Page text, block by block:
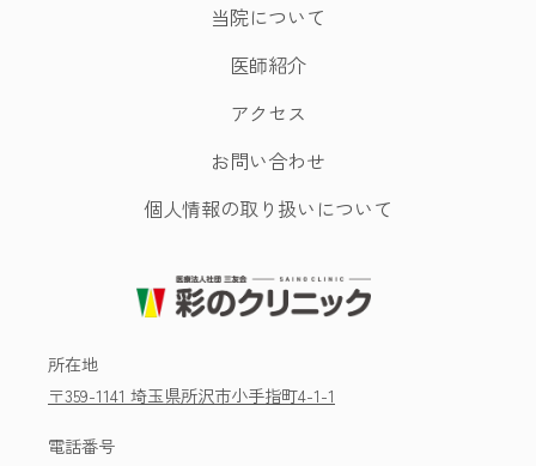
当院について
医師紹介
アクセス
お問い合わせ
個人情報の取り扱いについて
所在地
〒359-1141 埼玉県所沢市小手指町4-1-1
電話番号